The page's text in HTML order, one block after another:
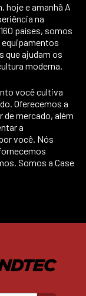
hoje e amanhã A
na
países, somos
que ajudam os
moderna.
você cultiva
Oferecemos a
mercado, além
a
você. Nós
Somos a Case